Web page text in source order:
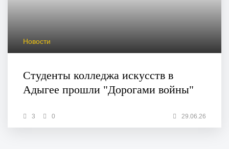
Новости
Студенты колледжа искусств в
Адыгее прошли "Дорогами войны"
3 0 29.06.26